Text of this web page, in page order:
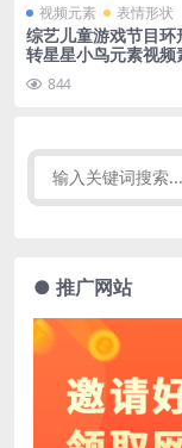
视频元素 表情形状
综艺儿童游戏节目环
转星星小鸟元素视频
844
● 推广网站